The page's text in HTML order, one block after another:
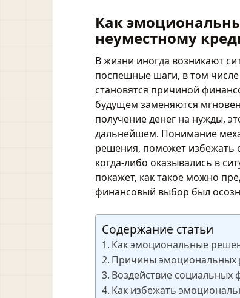
Как
неуместному
В жизни иногда возникают
поспешные шаги, в том
становятся причиной
будущем заменяются
получение денег на нужды,
дальнейшем. Понимание
решения, поможет избежать
когда-либо оказывались в
покажет, как такое можно
финансовый выбор был
Содержание статьи
Как эмоциональные
Причины эмоциональных
Воздействие социальных
Как избежать